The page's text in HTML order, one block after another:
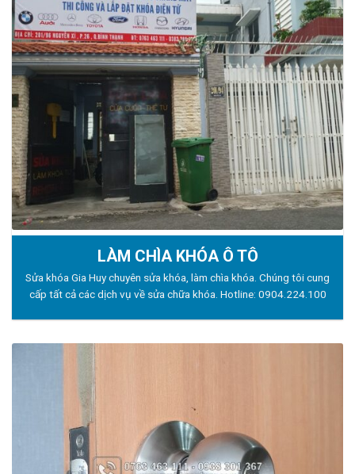
LÀM CHÌA KHÓA Ô TÔ
Sửa khóa Gia Huy chuyên sửa khóa, làm chìa khóa. Chúng tôi cung
cấp tất cả các dịch vụ về sửa chữa khóa. Hotline: 0904.224.100